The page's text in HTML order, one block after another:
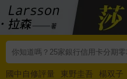
國中自修評量 東野圭吾 楊双子